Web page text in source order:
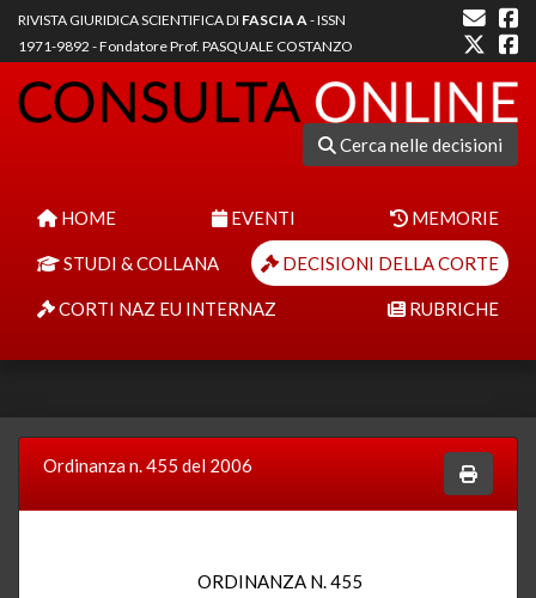
RIVISTA GIURIDICA SCIENTIFICA DI FASCIA A- ISSN
1971-9892 - Fondatore Prof. PASQUALE COSTANZO
Cerca nelle decisioni
HOME EVENTI MEMORIE
STUDI & COLLANA DECISIONI DELLA CORTE
CORTI NAZ EU INTERNAZ RUBRICHE
Ordinanza n. 455 del 2006
ORDINANZA N. 455